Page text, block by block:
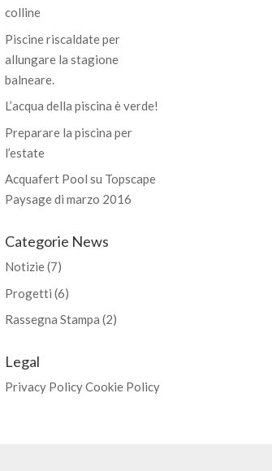
colline
Piscine riscaldate per
allungare la stagione
balneare.
L’acqua della piscina è verde!
Preparare la piscina per
l’estate
Acquafert Pool su Topscape
Paysage di marzo 2016
Categorie News
Notizie(7)
Progetti (6)
Rassegna Stampa (2)
Legal
Privacy PolicyCookie Policy